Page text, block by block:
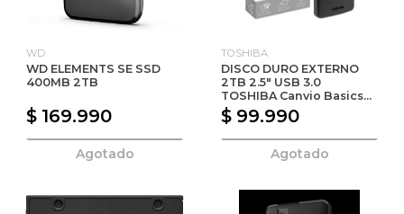
WD
WD ELEMENTS SE SSD
400MB 2TB
$ 169.990
Agotado
TOSHIBA
DISCO DURO EXTERNO
2TB 2.5" USB 3.0
TOSHIBA Canvio Basics...
$ 99.990
Agotado